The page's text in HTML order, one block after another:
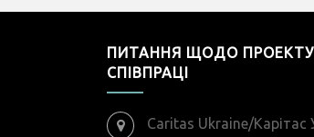
ПИТАННЯ ЩОДО
СПІВПРАЦІ
Caritas Ukraine/Карітас